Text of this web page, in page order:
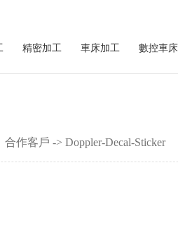
精密加工 車床加工 數控車
合作客戶 -> Doppler-Decal-Sticker